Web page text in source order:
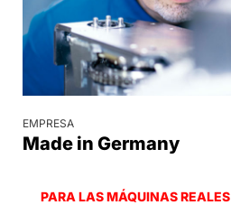
EMPRESA
Made in Germany
PARA LAS MÁQUINAS REALES